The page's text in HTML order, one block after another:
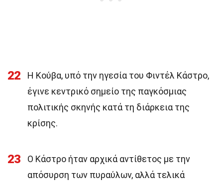
22
Η Κούβα, υπό την ηγεσία του Φιντέλ Κάστρο,
έγινε κεντρικό σημείο της παγκόσμιας
πολιτικής σκηνής κατά τη διάρκεια της
κρίσης.
23
Ο Κάστρο ήταν αρχικά αντίθετος με την
απόσυρση των πυραύλων, αλλά τελικά